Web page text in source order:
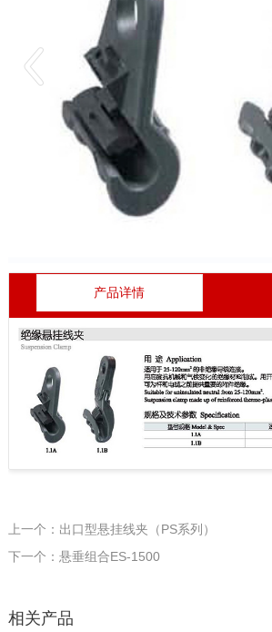
产品详情
上一个：出口型悬挂线夹（PS系列）
下一个：悬垂组合ES-1500
相关产品